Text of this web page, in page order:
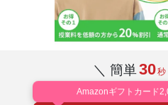
＼ 簡単30秒
Amazonギフトカード